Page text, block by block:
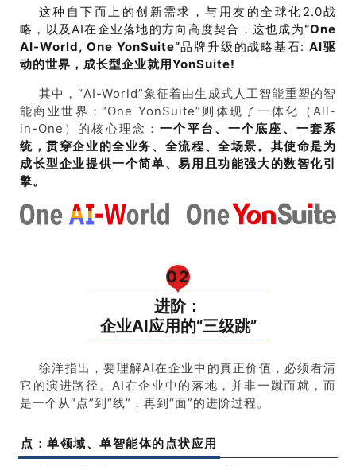
这种自下而上的创新需求，与用友的全球化 2.0战
略，以及AI在企业落地的方向高度契合，这也成为“One
AI-World, One YonSuite”品牌升级的战略基石: AI驱
动的世界，成长型企业就用YonSuite!
其中，“AI-World”象征着由生成式人工智能重塑的智
能商业世界；“One YonSuite”则体现了一体化（All-
in-One）的核心理念：一个平台、一个底座、一套系
统，贯穿企业的全业务、全流程、全场景。其使命是为
成长型企业提供一个简单、易用且功能强大的数智化引
擎。
02
进阶：
企业AI应用的“三级跳”
徐洋指出，要理解AI在企业中的真正价值，必须看清
它的演进路径。AI在企业中的落地，并非一蹴而就，而
是一个从“点”到“线”，再到“面”的进阶过程。
点：单领域、单智能体的点状应用